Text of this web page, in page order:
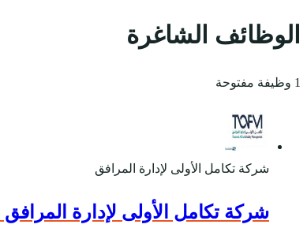
الوظائف الشاغرة
1 وظيفة مفتوحة
شركة تكامل الأولى لإدارة المرافق
شركة تكامل الأولى لإدارة